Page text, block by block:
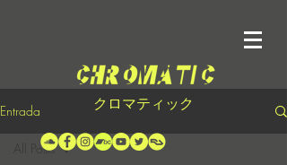
クロマティック
Entrada
All Posts